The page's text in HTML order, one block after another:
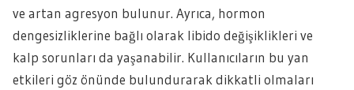
ve artan agresyon bulunur. Ayrıca, hormon
dengesizliklerine bağlı olarak libido değişiklikleri ve
kalp sorunları da yaşanabilir. Kullanıcıların bu yan
etkileri göz önünde bulundurarak dikkatli olmaları